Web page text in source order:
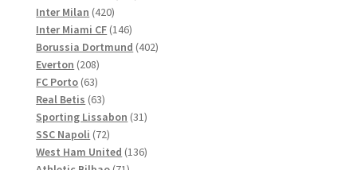
Inter Milan 420420
produkter
Inter Miami CF 146146
produkter
Borussia Dortmund 402402
Everton 208208
produkter
FC Porto 6363
produkter
Real Betis 6363
produkter
Sporting Lissabon 3131
SSC Napoli 7272
produkter
West Ham United 136136